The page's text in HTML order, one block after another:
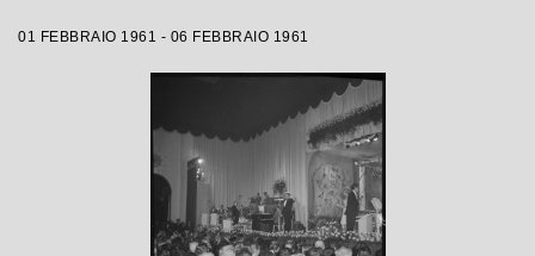
01 FEBBRAIO 1961 - 06 FEBBRAIO 1961